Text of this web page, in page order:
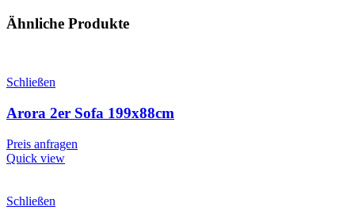
Ähnliche Produkte
Schließen
Arora 2er Sofa 199x88cm
Preis anfragen
Quick view
Schließen